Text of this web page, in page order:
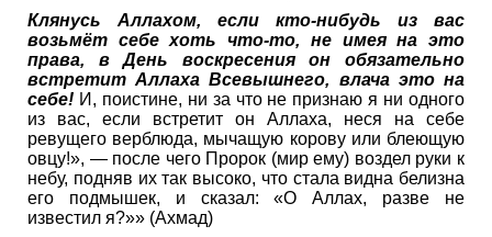
Клянусь Аллахом, если кто-нибудь из вас
возьмёт себе хоть что-то, не имея на это
права, в День воскресения он обязательно
встретит Аллаха Всевышнего, влача это на
себе! И, поистине, ни за что не признаю я ни одного
из вас, если встретит он Аллаха, неся на себе
ревущего верблюда, мычащую корову или блеющую
овцу!», — после чего Пророк (мир ему) воздел руки к
небу, подняв их так высоко, что стала видна белизна
его подмышек, и сказал: «О Аллах, разве не
известил я?»» (Ахмад)